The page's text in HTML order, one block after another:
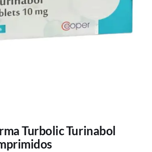
Turbolic Turinabol